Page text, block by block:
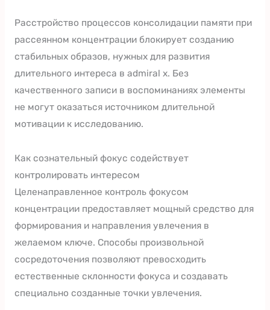
Расстройство процессов консолидации памяти при
рассеянном концентрации блокирует созданию
стабильных образов, нужных для развития
длительного интереса в admiral x. Без
качественного записи в воспоминаниях элементы
не могут оказаться источником длительной
мотивации к исследованию.
Как сознательный фокус содействует
контролировать интересом
Целенаправленное контроль фокусом
концентрации предоставляет мощный средство для
формирования и направления увлечения в
желаемом ключе. Способы произвольной
сосредоточения позволяют превосходить
естественные склонности фокуса и создавать
специально созданные точки увлечения.